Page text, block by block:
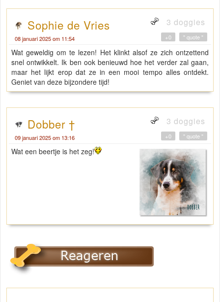
Sophie de Vries 3 doggies
08 januari 2025 om 11:54 " quote "
+0
Wat geweldig om te lezen! Het klinkt alsof ze zich ontzettend
snel ontwikkelt. Ik ben ook benieuwd hoe het verder zal gaan,
maar het lijkt erop dat ze in een mooi tempo alles ontdekt.
Geniet van deze bijzondere tijd!
Dobber † 3 doggies
09 januari 2025 om 13:16 " quote "
+0
Wat een beertje is het zeg!